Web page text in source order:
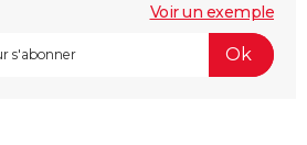
Voir un exemple